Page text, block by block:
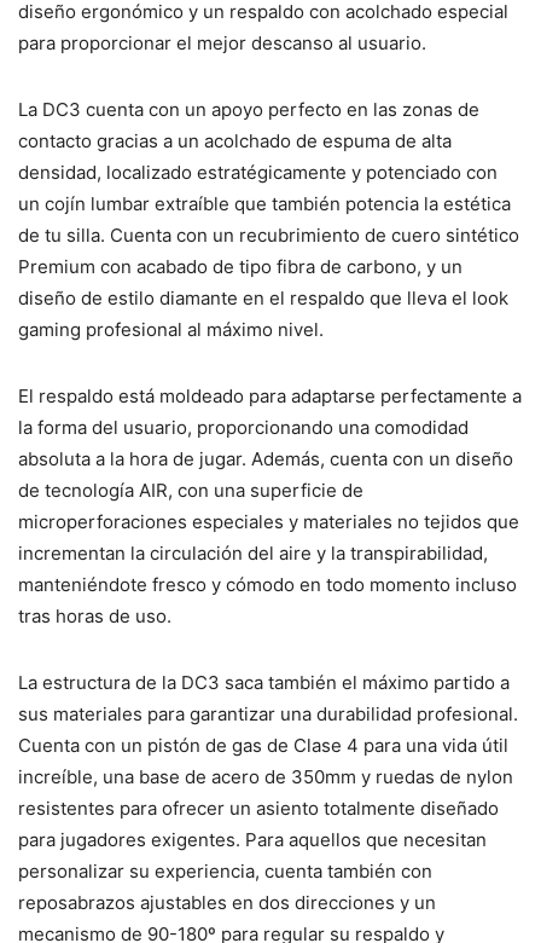
diseño ergonómico y un respaldo con acolchado especial
para proporcionar el mejor descanso al usuario.
La DC3 cuenta con un apoyo perfecto en las zonas de
contacto gracias a un acolchado de espuma de alta
densidad, localizado estratégicamente y potenciado con
un cojín lumbar extraíble que también potencia la estética
de tu silla. Cuenta con un recubrimiento de cuero sintético
Premium con acabado de tipo fibra de carbono, y un
diseño de estilo diamante en el respaldo que lleva el look
gaming profesional al máximo nivel.
El respaldo está moldeado para adaptarse perfectamente a
la forma del usuario, proporcionando una comodidad
absoluta a la hora de jugar. Además, cuenta con un diseño
de tecnología AIR, con una superficie de
microperforaciones especiales y materiales no tejidos que
incrementan la circulación del aire y la transpirabilidad,
manteniéndote fresco y cómodo en todo momento incluso
tras horas de uso.
La estructura de la DC3 saca también el máximo partido a
sus materiales para garantizar una durabilidad profesional.
Cuenta con un pistón de gas de Clase 4 para una vida útil
increíble, una base de acero de 350mm y ruedas de nylon
resistentes para ofrecer un asiento totalmente diseñado
para jugadores exigentes. Para aquellos que necesitan
personalizar su experiencia, cuenta también con
reposabrazos ajustables en dos direcciones y un
mecanismo de 90-180º para regular su respaldo y